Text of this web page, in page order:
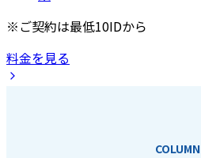
※ご契約は最低10IDから
料金を見る
COLUMN